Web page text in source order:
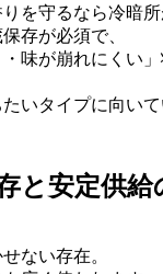
を守るなら冷暗所
存が必須で、
味が崩れにくい」
いタイプに向いて
と安定供給
ない存在。